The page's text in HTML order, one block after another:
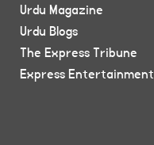
Urdu Magazine
Urdu Blogs
The Express Tribune
Express Entertainment